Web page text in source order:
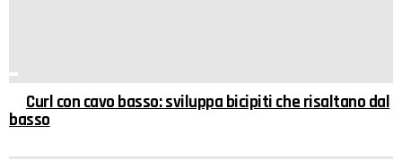
Curl con cavo basso: sviluppa bicipiti che risaltano dal
basso